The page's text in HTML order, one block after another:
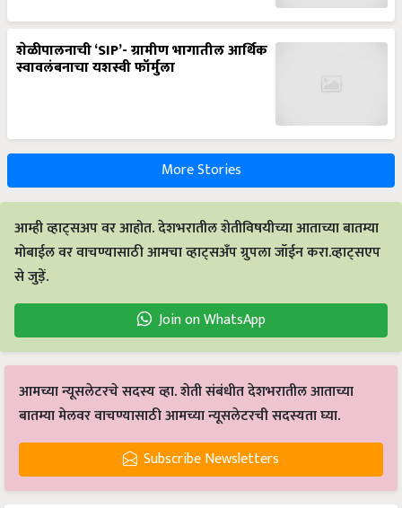
शेळीपालनाची ‘SIP’- ग्रामीण भागातील आर्थिक
स्वावलंबनाचा यशस्वी फॉर्मुला
More Stories
आम्ही व्हाट्सअप वर आहोत. देशभरातील शेतीविषयीच्या आताच्या बातम्या
मोबाईल वर वाचण्यासाठी आमचा व्हाट्सअँप ग्रुपला जॉईन करा.व्हाट्सएप
से जुड़ें.
Join on WhatsApp
आमच्या न्यूसलेटरचे सदस्य व्हा. शेती संबंधीत देशभरातील आताच्या
बातम्या मेलवर वाचण्यासाठी आमच्या न्यूसलेटरची सदस्यता घ्या.
Subscribe Newsletters